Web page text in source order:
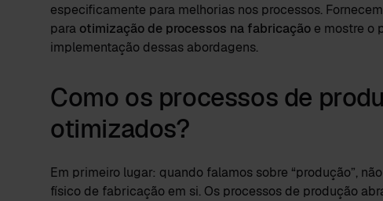
especificamente para melhorias nos processos.
para otimização de processos na fabricação e mostre o
implementação dessas abordagens.
Como os processos de
otimizados?
Em primeiro lugar: quando falamos sobre “produção”,
físico de fabricação em si. Os processos de produção